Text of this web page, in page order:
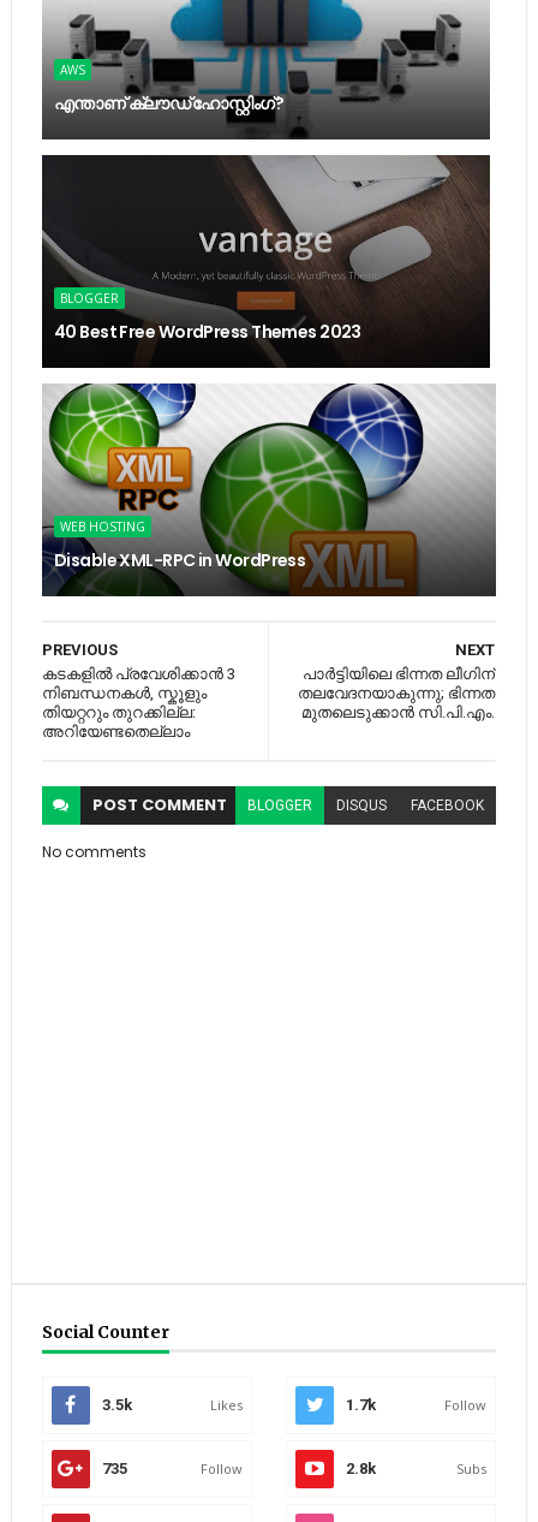
AWS
എന്താണ് ക്ലൗഡ് ഹോസ്റ്റിംഗ്?
BLOGGER
40 Best Free WordPress Themes 2023
WEB HOSTING
Disable XML-RPC in WordPress
NEXT
പാർട്ടിയിലെ ഭിന്നത ലീഗിന്
തലവേദനയാകുന്നു; ഭിന്നത
മുതലെടുക്കാൻ സി.പി.എം.
PREVIOUS
കടകളില്‍ പ്രവേശിക്കാന്‍ 3
നിബന്ധനകൾ, സ്കൂളും
തിയറ്ററും തുറക്കില്ല:
അറിയേണ്ടതെല്ലാം
POST COMMENT BLOGGER DISQUS FACEBOOK
No comments
Social Counter
3.5k Likes 1.7k Follow
735 Follow 2.8k Subs